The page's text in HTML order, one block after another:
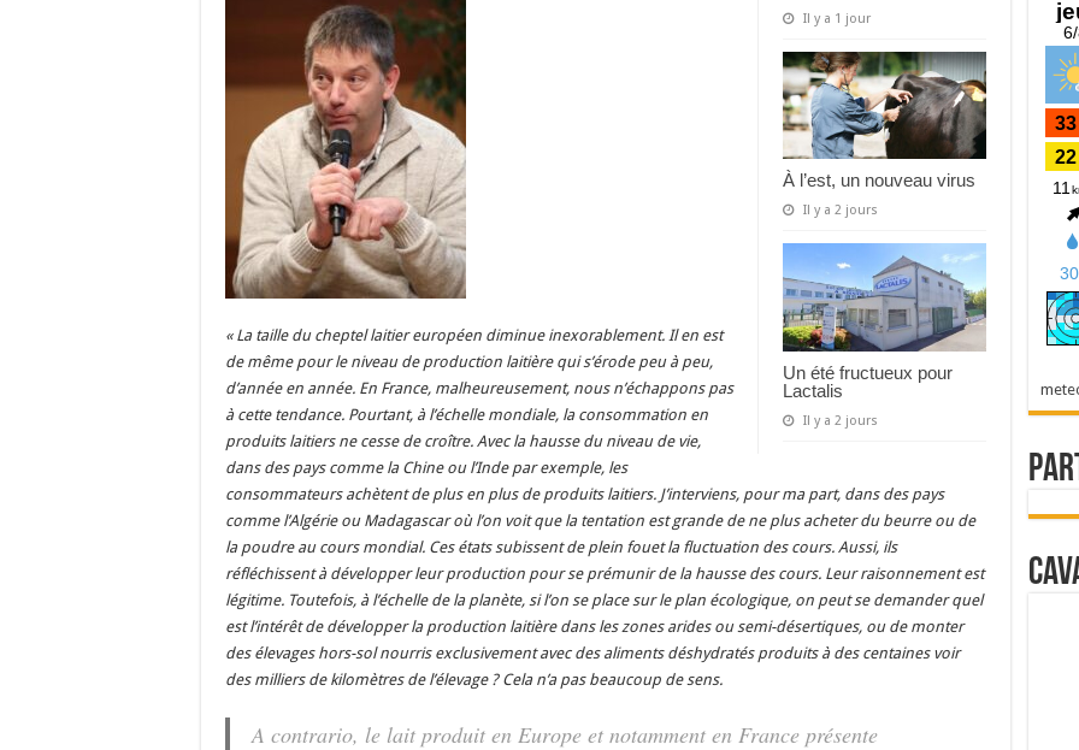
Il y a 1 jour
À l’est, un nouveau virus
Il y a 2 jours
Un été fructueux pour
Lactalis
Il y a 2 jours
« La taille du cheptel laitier européen diminue inexorablement. Il en est
de même pour le niveau de production laitière qui s’érode peu à peu,
d’année en année. En France, malheureusement, nous n’échappons pas
à cette tendance. Pourtant, à l’échelle mondiale, la consommation en
produits laitiers ne cesse de croître. Avec la hausse du niveau de vie,
dans des pays comme la Chine ou l’Inde par exemple, les
consommateurs achètent de plus en plus de produits laitiers. J’interviens, pour ma part, dans des pays
comme l’Algérie ou Madagascar où l’on voit que la tentation est grande de ne plus acheter du beurre ou de
la poudre au cours mondial. Ces états subissent de plein fouet la fluctuation des cours. Aussi, ils
réfléchissent à développer leur production pour se prémunir de la hausse des cours. Leur raisonnement est
légitime. Toutefois, à l’échelle de la planète, si l’on se place sur le plan écologique, on peut se demander quel
est l’intérêt de développer la production laitière dans les zones arides ou semi-désertiques, ou de monter
des élevages hors-sol nourris exclusivement avec des aliments déshydratés produits à des centaines voir
des milliers de kilomètres de l’élevage ? Cela n’a pas beaucoup de sens.
A contrario, le lait produit en Europe et notamment en France présente